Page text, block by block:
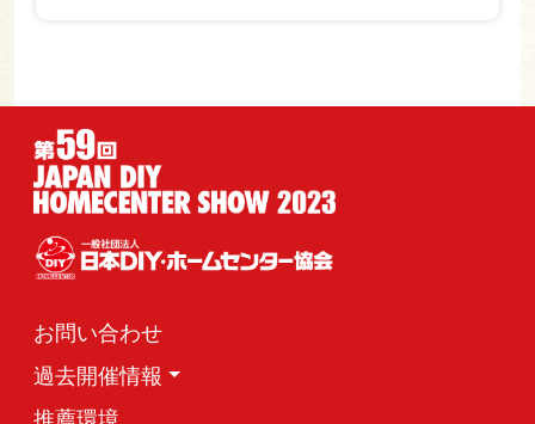
お問い合わせ
過去開催情報
推薦環境